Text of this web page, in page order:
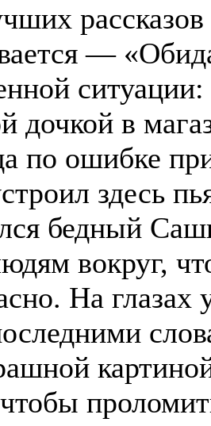
—
дочкой в
по ошибке
здесь
бедный
вокруг,
На глазах